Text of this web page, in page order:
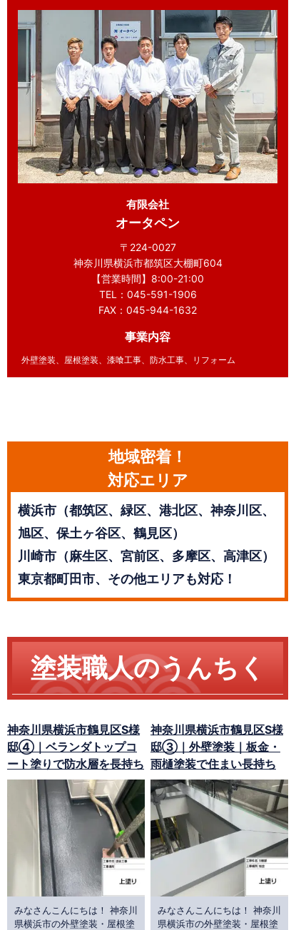
有限会社
オータペン
〒224-0027
神奈川県横浜市都筑区大棚町604
【営業時間】8:00-21:00
TEL：045-591-1906
FAX：045-944-1632
事業内容
外壁塗装、屋根塗装、漆喰工事、防水工事、リフォーム
地域密着！
対応エリア
横浜市（都筑区、緑区、港北区、神奈川区、
旭区、保土ヶ谷区、鶴見区）
川崎市（麻生区、宮前区、多摩区、高津区）
東京都町田市、その他エリアも対応！
塗装職人のうんちく
神奈川県横浜市鶴見区S様
邸④｜ベランダトップコ
ート塗りで防水層を長持ち
みなさんこんにちは！ 神奈川
県横浜市の外壁塗装・屋根塗
神奈川県横浜市鶴見区S様
邸③｜外壁塗装｜板金・
雨樋塗装で住まい長持ち
みなさんこんにちは！ 神奈川
県横浜市の外壁塗装・屋根塗